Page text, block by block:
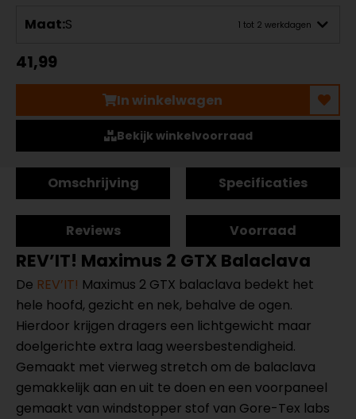
Maat:S 1 tot 2 werkdagen
41,99
In winkelwagen
Bekijk winkelvoorraad
Omschrijving Specificaties
Reviews Voorraad
REV’IT! Maximus 2 GTX Balaclava
De REV’IT! Maximus 2 GTX balaclava bedekt het
hele hoofd, gezicht en nek, behalve de ogen.
Hierdoor krijgen dragers een lichtgewicht maar
doelgerichte extra laag weersbestendigheid.
Gemaakt met vierweg stretch om de balaclava
gemakkelijk aan en uit te doen en een voorpaneel
gemaakt van windstopper stof van Gore-Tex labs